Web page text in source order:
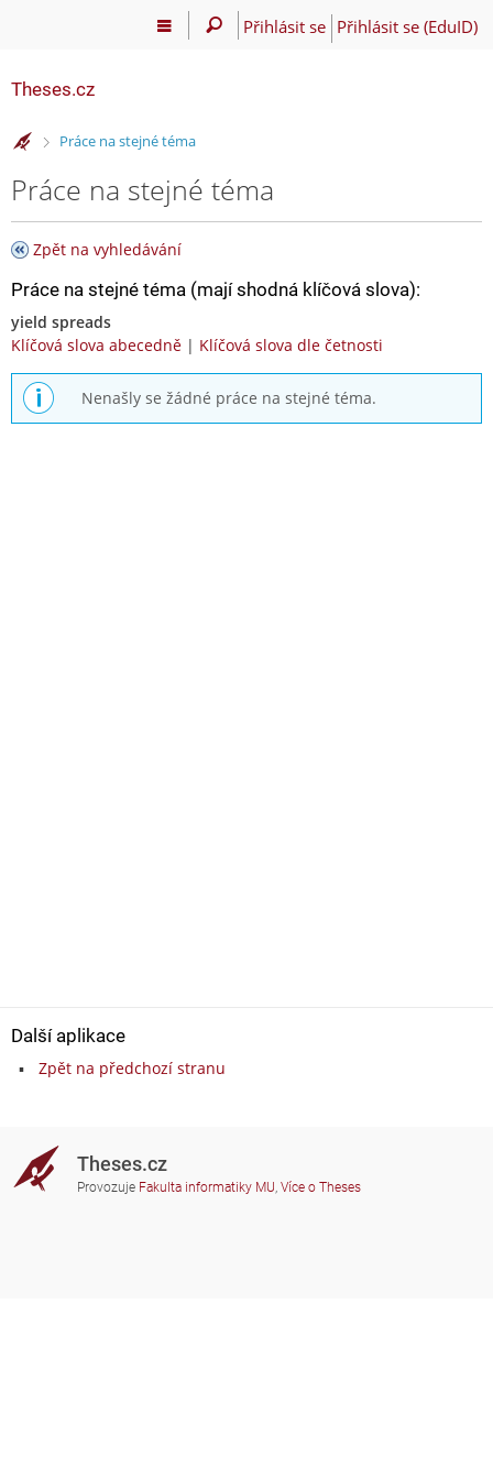
Přihlásit se Přihlásit se (EduID)
Theses.cz
>Práce na stejné téma
Práce na stejné téma
Zpět na vyhledávání
Práce na stejné téma (mají shodná klíčová slova):
yield spreads
Klíčová slova abecedně | Klíčová slova dle četnosti
Nenašly se žádné práce na stejné téma.
Další aplikace
Zpět na předchozí stranu
Theses.cz
Provozuje Fakulta informatiky MU, Více o Theses